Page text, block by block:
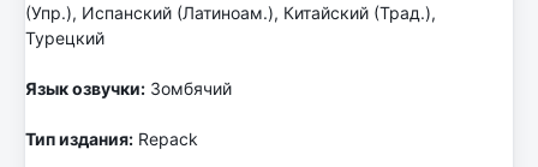
(Упр.), Испанский (Латиноам.), Китайский (Трад.),
Турецкий
Язык озвучки: Зомбячий
Тип издания: Repack